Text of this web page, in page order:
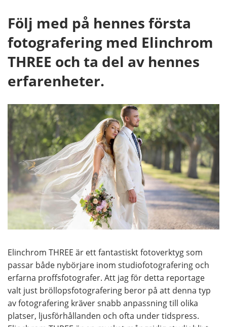
Följ med på hennes första
fotografering med Elinchrom
THREE och ta del av hennes
erfarenheter.
Elinchrom THREE är ett fantastiskt fotoverktyg som
passar både nybörjare inom studiofotografering och
erfarna proffsfotografer. Att jag för detta reportage
valt just bröllopsfotografering beror på att denna typ
av fotografering kräver snabb anpassning till olika
platser, ljusförhållanden och ofta under tidspress.